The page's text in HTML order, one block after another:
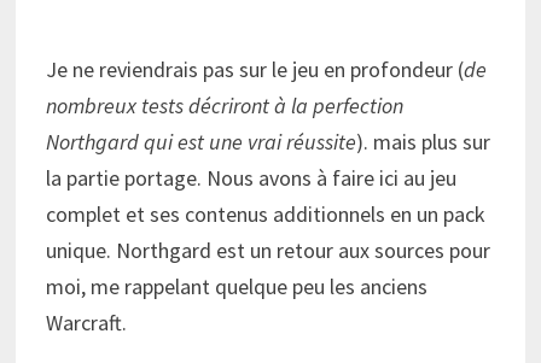
Je ne reviendrais pas sur le jeu en profondeur (de
nombreux tests décriront à la perfection
Northgard qui est une vrai réussite). mais plus sur
la partie portage. Nous avons à faire ici au jeu
complet et ses contenus additionnels en un pack
unique. Northgard est un retour aux sources pour
moi, me rappelant quelque peu les anciens
Warcraft.